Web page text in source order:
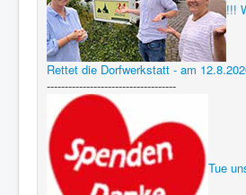
!!!
Rettet die Dorfwerkstatt - am
------------------------------------
Tue